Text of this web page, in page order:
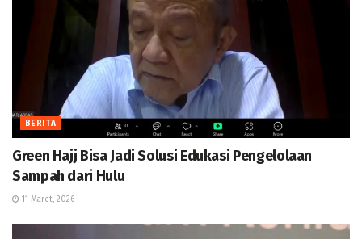
BERITA
Green Hajj Bisa Jadi Solusi Edukasi Pengelolaan
Sampah dari Hulu
11 Maret, 2026